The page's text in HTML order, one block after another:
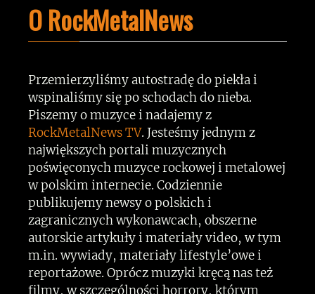
O RockMetalNews
Przemierzyliśmy autostradę do piekła i
wspinaliśmy się po schodach do nieba.
Piszemy o muzyce i nadajemy z
RockMetalNews TV. Jesteśmy jednym z
największych portali muzycznych
poświęconych muzyce rockowej i metalowej
w polskim internecie. Codziennie
publikujemy newsy o polskich i
zagranicznych wykonawcach, obszerne
autorskie artykuły i materiały video, w tym
m.in. wywiady, materiały lifestyle’owe i
reportażowe. Oprócz muzyki kręcą nas też
filmy, w szczególności horrory, którym